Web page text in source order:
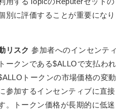
別に評価することが重要になり
リスク 参加者へのインセンティ
ークンである$ALLOで支払われ
トークンの市場価格の変動
参加するインセンティブに直接
。トークン価格が長期的に低迷